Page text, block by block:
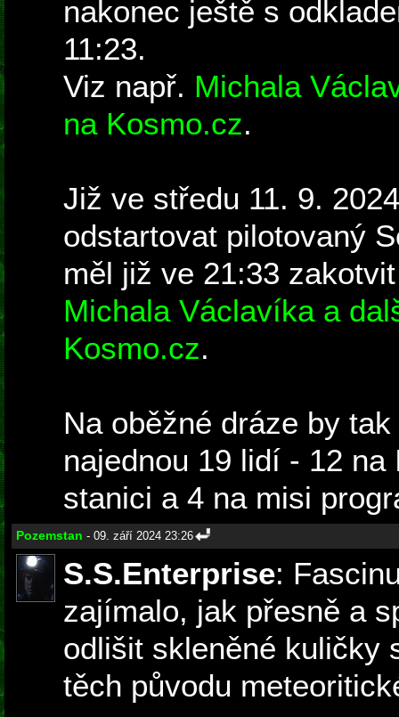
nakonec ještě s
11:23.
Viz např. Michala
na Kosmo.cz.
Již ve středu 11. 9.
odstartovat pilotovaný
měl již ve 21:33
Michala Václavíka a
Kosmo.cz.
Na oběžné dráze by
najednou 19 lidí - 12
stanici a 4 na misi
Pozemstan - 09. září 2024 23:26
S.S.Enterprise:
zajímalo, jak přesně a
odlišit skleněné kuličky
těch původu